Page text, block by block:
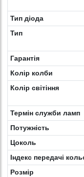
Тип діода
Тип
Гарантія
Колір колби
Колір світіння
Термін служби ламп
Потужність
Цоколь
Індекс передачі
Розмір